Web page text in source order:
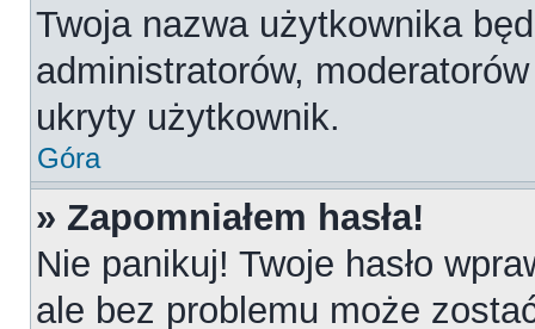
Twoja nazwa użytkownika
administratorów,
ukryty użytkownik.
Góra
» Zapomniałem hasła!
Nie panikuj! Twoje hasło
ale bez problemu może